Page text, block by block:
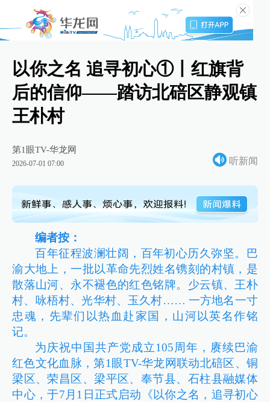
以你之名 追寻初心①丨红旗背
后的信仰——踏访北碚区静观镇
王朴村
第1眼TV-华龙网
2026-07-01 07:00 听新闻
编者按：
百年征程波澜壮阔，百年初心历久弥坚。巴
渝大地上，一批以革命先烈姓名镌刻的村镇，是
散落山河、永不褪色的红色铭牌。少云镇、王朴
村、咏梧村、光华村、玉久村…… 一方地名一寸
忠魂，先辈们以热血赴家国，山河以英名作铭
记。
为庆祝中国共产党成立105周年，赓续巴渝
红色文化血脉，第1眼TV-华龙网联动北碚区、铜
梁区、荣昌区、梁平区、奉节县、石柱县融媒体
中心，于7月1日正式启动《以你之名，追寻初心